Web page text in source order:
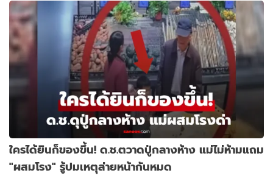
ใครได้ยินก็ของขึ้น! ด.ช.ตวาดปู่กลางห้าง แม่ไม่ห้ามแถม
"ผสมโรง" รู้ปมเหตุส่ายหน้ากันหมด